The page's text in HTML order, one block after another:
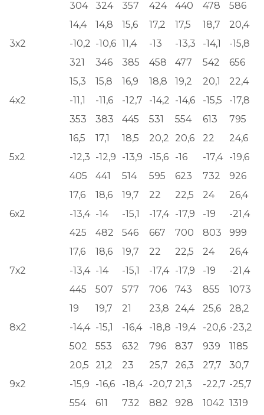
304
324 357 424 440 478 586
3х2
14,4 14,8 15,6 17,2 17,5 18,7
20,4
-10,2 -10,6 11,4 -13 -13,3 -14,1
-15,8
321
346 385 458 477 542 656
4х2
15,3 15,8 16,9 18,8 19,2 20,1
22,4
-11,1
-11,6 -12,7 -14,2 -14,6 -15,5
-17,8
353
383 445 531 554 613 795
5х2
16,5 17,1 18,5 20,2 20,6 22
24,6
-12,3 -12,9 -13,9 -15,6 -16 -17,4
-19,6
405
441 514 595 623 732 926
6х2
17,6 18,6 19,7 22 22,5 24
26,4
-13,4 -14 -15,1 -17,4 -17,9 -19
-21,4
425
482 546 667 700 803 999
7х2
17,6 18,6 19,7 22 22,5 24
26,4
-13,4 -14 -15,1 -17,4 -17,9 -19
-21,4
445
507 577 706 743 855 1073
8х2
19 19,7 21 23,8 24,4 25,6
28,2
-14,4 -15,1 -16,4 -18,8 -19,4 -20,6 -23,2
502
553 632 796 837 939 1185
9х2
20,5 21,2 23 25,7 26,3 27,7
30,7
-15,9
-16,6 -18,4 -20,7 21,3 -22,7 -25,7
554
611 732 882 928 1042 1319